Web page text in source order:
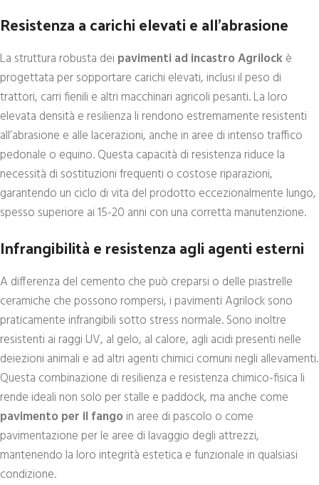
Resistenza a carichi elevati e all’abrasione
La struttura robusta dei pavimenti ad incastro Agrilockè
progettata per sopportare carichi elevati, inclusi il peso di
trattori, carri fienili e altri macchinari agricoli pesanti. La loro
elevata densità e resilienza li rendono estremamente resistenti
all’abrasione e alle lacerazioni, anche in aree di intenso traffico
pedonale o equino. Questa capacità di resistenza riduce la
necessità di sostituzioni frequenti o costose riparazioni,
garantendo un ciclo di vita del prodotto eccezionalmente lungo,
spesso superiore ai 15-20 anni con una corretta manutenzione.
Infrangibilità e resistenza agli agenti esterni
A differenza del cemento che può creparsi o delle piastrelle
ceramiche che possono rompersi, i pavimenti Agrilock sono
praticamente infrangibili sotto stress normale. Sono inoltre
resistenti ai raggi UV, al gelo, al calore, agli acidi presenti nelle
deiezioni animali e ad altri agenti chimici comuni negli allevamenti.
Questa combinazione di resilienza e resistenza chimico-fisica li
rende ideali non solo per stalle e paddock, ma anche come
pavimento per il fango in aree di pascolo o come
pavimentazione per le aree di lavaggio degli attrezzi,
mantenendo la loro integrità estetica e funzionale in qualsiasi
condizione.